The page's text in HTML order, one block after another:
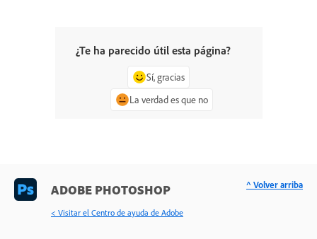
¿Te ha parecido útil esta página?
Sí, gracias
La verdad es que no
ADOBE PHOTOSHOP
< Visitar el Centro de ayuda de Adobe
^ Volver arriba